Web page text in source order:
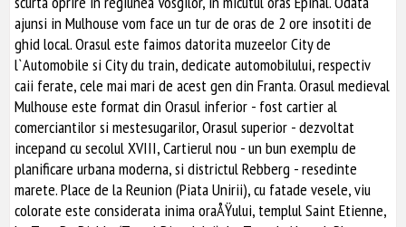
ajunsi in Mulhouse vom face un tur de oras de 2 ore insotiti de
ghid local. Orasul este faimos datorita muzeelor City de
l`Automobile si City du train, dedicate automobilului, respectiv
caii ferate, cele mai mari de acest gen din Franta. Orasul medieval
Mulhouse este format din Orasul inferior - fost cartier al
comerciantilor si mestesugarilor, Orasul superior - dezvoltat
incepand cu secolul XVIII, Cartierul nou - un bun exemplu de
planificare urbana moderna, si districtul Rebberg - resedinte
marete. Place de la Reunion (Piata Unirii), cu fatade vesele, viu
colorate este considerata inima oraÅŸului, templul Saint Etienne,